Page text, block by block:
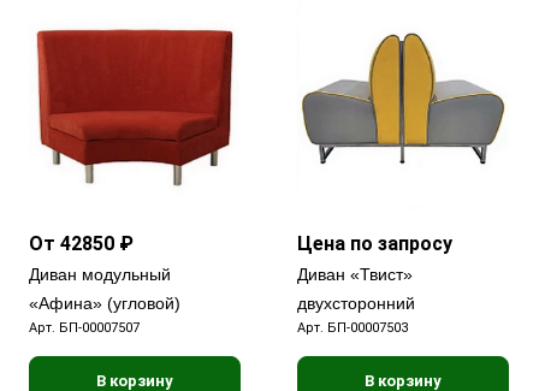
От 42850 ₽
Диван модульный
«Афина» (угловой)
Арт. БП-00007507
В корзину
Цена по запросу
Диван «Твист»
двухсторонний
Арт. БП-00007503
В корзину